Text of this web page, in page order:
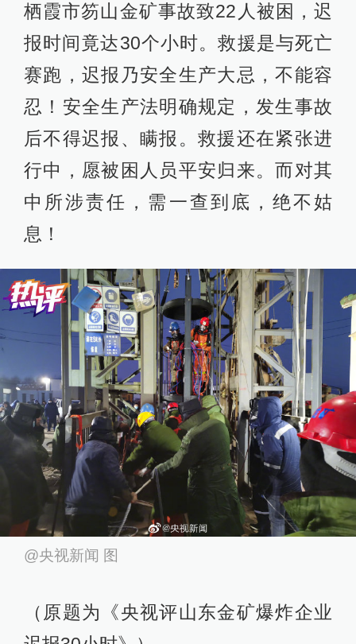
栖霞市笏山金矿事故致22人被困，迟
报时间竟达30个小时。救援是与死亡
赛跑，迟报乃安全生产大忌，不能容
忍！安全生产法明确规定，发生事故
后不得迟报、瞒报。救援还在紧张进
行中，愿被困人员平安归来。而对其
中所涉责任，需一查到底，绝不姑
息！
@央视新闻 图
（原题为《央视评山东金矿爆炸企业